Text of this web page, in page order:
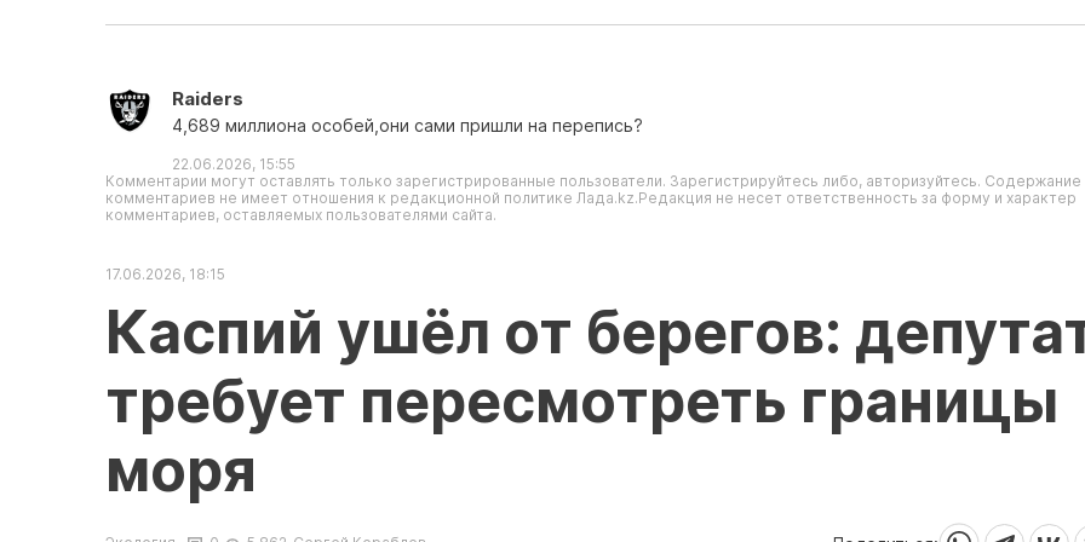
Raiders
4,689 миллиона особей,они сами пришли на перепись?
22.06.2026, 15:55
Комментарии могут оставлять только зарегистрированные пользователи. Зарегистрируйтесь либо, авторизуйтесь. Содержание
комментариев не имеет отношения к редакционной политике Лада.kz.Редакция не несет ответственность за форму и характер
комментариев, оставляемых пользователями сайта.
17.06.2026, 18:15
Каспий ушёл от берегов:
требует пересмотреть границы
моря